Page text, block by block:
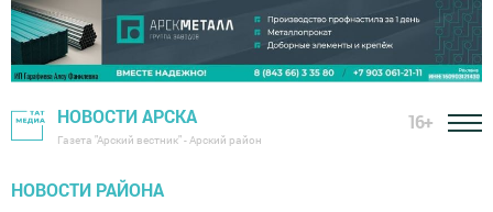
НОВОСТИ АРСКА
Газета "Арский вестник" - Арский район
16+
НОВОСТИ РАЙОНА